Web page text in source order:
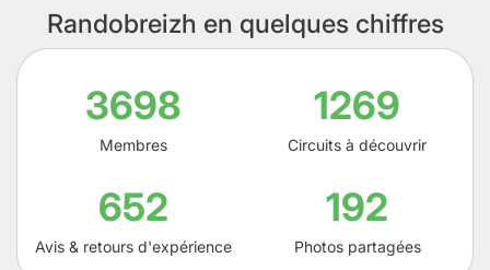
Randobreizh en quelques chiffres
3698
Membres
1269
Circuits à découvrir
652
Avis & retours d'expérience
192
Photos partagées